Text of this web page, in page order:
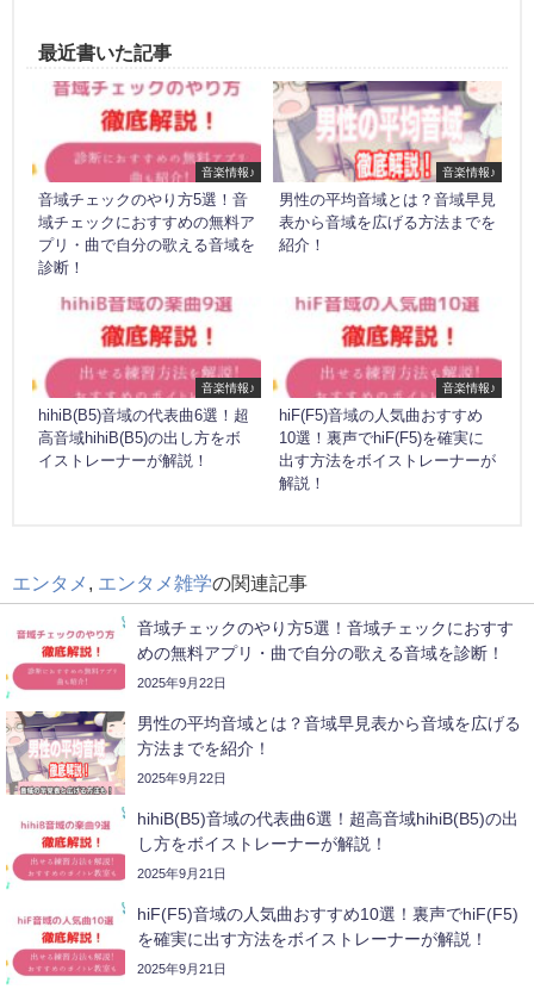
最近書いた記事
音楽情報♪
音域チェックのやり方5選！音
域チェックにおすすめの無料ア
プリ・曲で自分の歌える音域を
診断！
音楽情報♪
男性の平均音域とは？音域早見
表から音域を広げる方法までを
紹介！
音楽情報♪
hihiB(B5)音域の代表曲6選！超
高音域hihiB(B5)の出し方をボ
イストレーナーが解説！
音楽情報♪
hiF(F5)音域の人気曲おすすめ
10選！裏声でhiF(F5)を確実に
出す方法をボイストレーナーが
解説！
エンタメ , エンタメ雑学の関連記事
音域チェックのやり方5選！音域チェックにおすす
めの無料アプリ・曲で自分の歌える音域を診断！
2025年9月22日
男性の平均音域とは？音域早見表から音域を広げる
方法までを紹介！
2025年9月22日
hihiB(B5)音域の代表曲6選！超高音域hihiB(B5)の出
し方をボイストレーナーが解説！
2025年9月21日
hiF(F5)音域の人気曲おすすめ10選！裏声でhiF(F5)
を確実に出す方法をボイストレーナーが解説！
2025年9月21日